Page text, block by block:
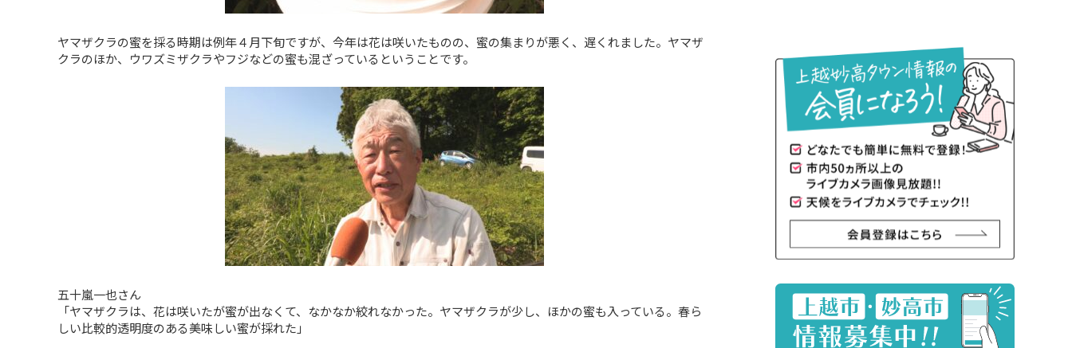
ヤマザクラの蜜を採る時期は例年４月下旬ですが、今年は花は咲いたものの、蜜の集まりが悪く、遅くれました。ヤマザ
クラのほか、ウワズミザクラやフジなどの蜜も混ざっているということです。
五十嵐一也さん
「ヤマザクラは、花は咲いたが蜜が出なくて、なかなか絞れなかった。ヤマザクラが少し、ほかの蜜も入っている。春ら
しい比較的透明度のある美味しい蜜が採れた」